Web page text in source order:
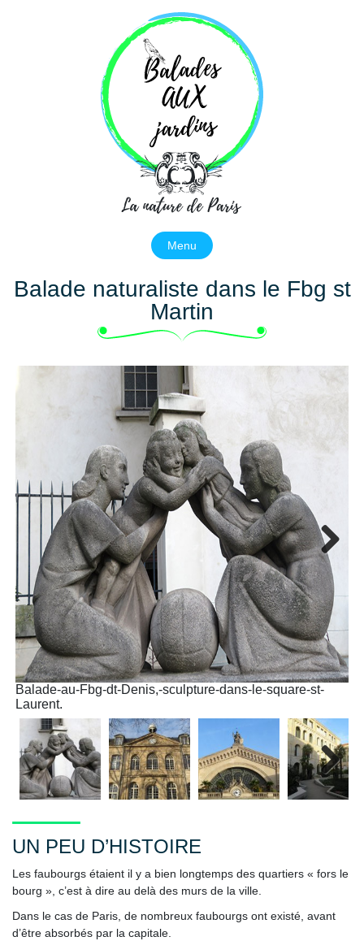
Menu
Balade naturaliste dans le Fbg st
Martin
Balade-au-Fbg-dt-Denis,-sculpture-dans-le-square-st-
Laurent.
Next
Next
UN PEU D’HISTOIRE
Les faubourgs étaient il y a bien longtemps des quartiers « fors le
bourg », c’est à dire au delà des murs de la ville.
Dans le cas de Paris, de nombreux faubourgs ont existé, avant
d’être absorbés par la capitale.